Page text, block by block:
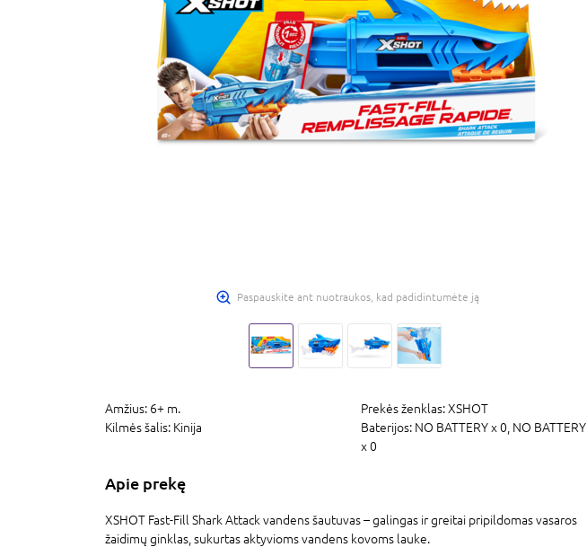
Paspauskite ant nuotraukos, kad padidintumėte ją
Amžius: 6+ m. Prekės ženklas:XSHOT
Kilmės šalis: Kinija Baterijos: NO BATTERY x 0, NO BATTERY
x 0
Apie prekę
XSHOT Fast-Fill Shark Attack vandens šautuvas – galingas ir greitai pripildomas vasaros
žaidimų ginklas, sukurtas aktyvioms vandens kovoms lauke.